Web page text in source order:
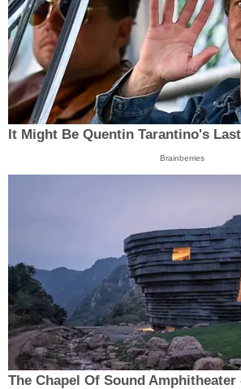
It Might Be Quentin Tarantino's
Brainberries
The Chapel Of Sound